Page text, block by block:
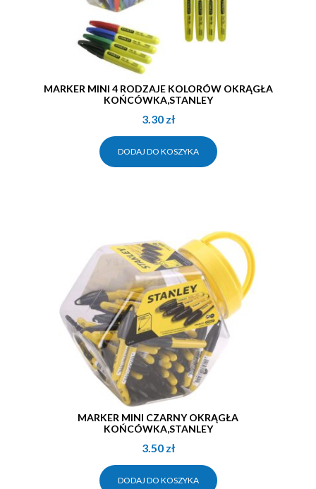
MARKER MINI 4 RODZAJE KOLORÓW OKRĄGŁA
KOŃCÓWKA,STANLEY
3.30 zł
DODAJ DO KOSZYKA
MARKER MINI CZARNY OKRĄGŁA
KOŃCÓWKA,STANLEY
3.50 zł
DODAJ DO KOSZYKA